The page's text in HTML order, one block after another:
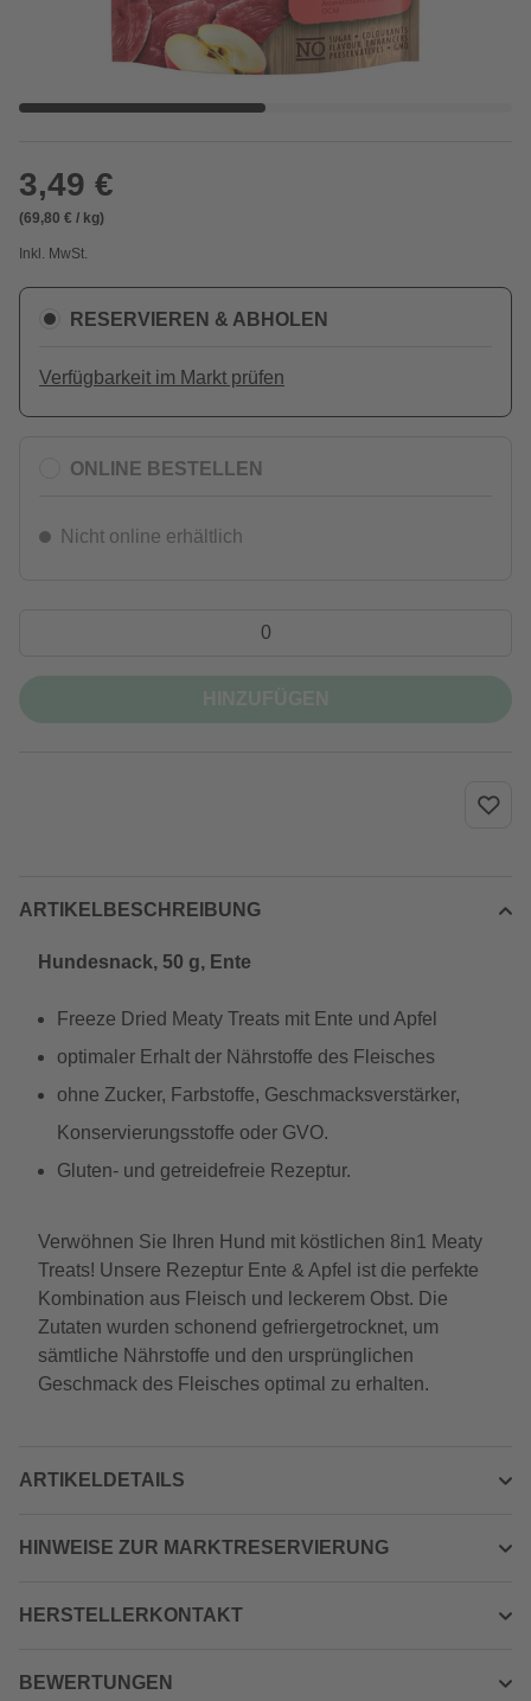
3,49 €
(69,80 € / kg)
Inkl. MwSt.
RESERVIEREN & ABHOLEN
Verfügbarkeit im Markt prüfen
ONLINE BESTELLEN
Nicht online erhältlich
ARTIKELBESCHREIBUNG
Hundesnack, 50 g, Ente
Freeze Dried Meaty Treats mit Ente und Apfel
optimaler Erhalt der Nährstoffe des Fleisches
ohne Zucker, Farbstoffe, Geschmacksverstärker,
Konservierungsstoffe oder GVO.
Gluten- und getreidefreie Rezeptur.
Verwöhnen Sie Ihren Hund mit köstlichen 8in1 Meaty
Treats! Unsere Rezeptur Ente & Apfel ist die perfekte
Kombination aus Fleisch und leckerem Obst. Die
Zutaten wurden schonend gefriergetrocknet, um
sämtliche Nährstoffe und den ursprünglichen
Geschmack des Fleisches optimal zu erhalten.
ARTIKELDETAILS
HINWEISE ZUR MARKTRESERVIERUNG
HERSTELLERKONTAKT
BEWERTUNGEN